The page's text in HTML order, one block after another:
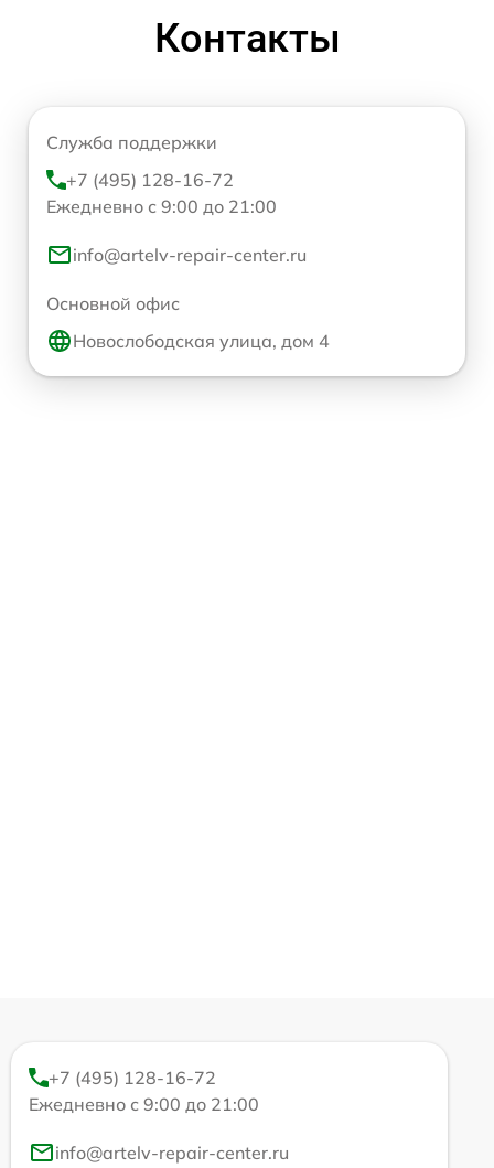
Контакты
Служба поддержки
+7 (495) 128-16-72
Ежедневно с 9:00 до 21:00
info@artelv-repair-center.ru
Основной офис
Новослободская улица, дом 4
+7 (495) 128-16-72
Ежедневно с 9:00 до 21:00
info@artelv-repair-center.ru